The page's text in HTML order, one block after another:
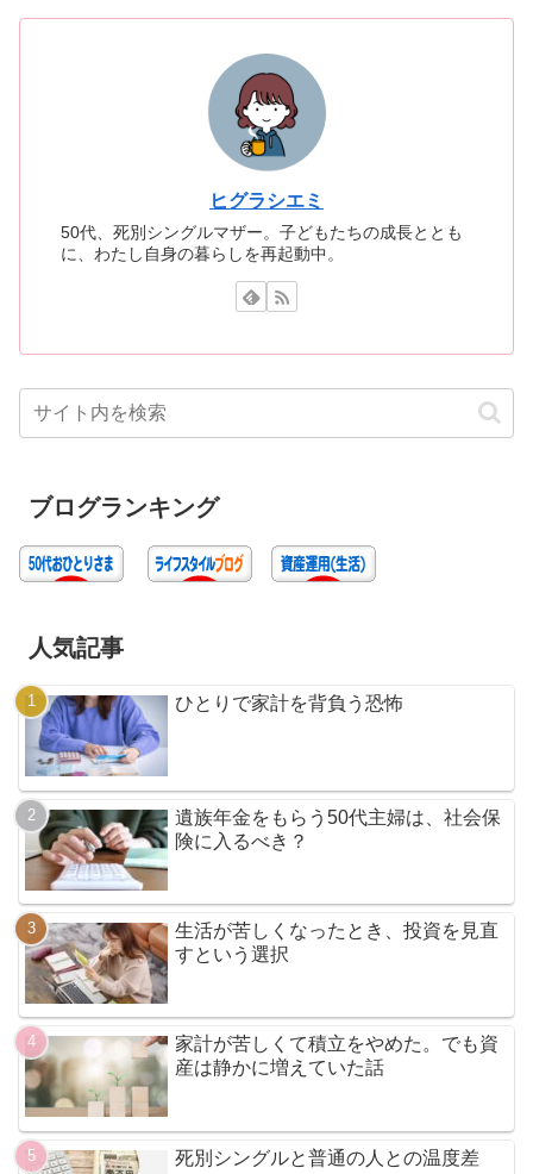
ヒグラシエミ
50代、死別シングルマザー。子どもたちの成長ととも
に、わたし自身の暮らしを再起動中。
ブログランキング
人気記事
ひとりで家計を背負う恐怖
遺族年金をもらう50代主婦は、社会保
険に入るべき？
生活が苦しくなったとき、投資を見直
すという選択
家計が苦しくて積立をやめた。でも資
産は静かに増えていた話
死別シングルと普通の人との温度差